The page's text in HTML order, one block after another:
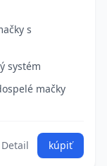
s
systém
mačky
Detail kúpiť